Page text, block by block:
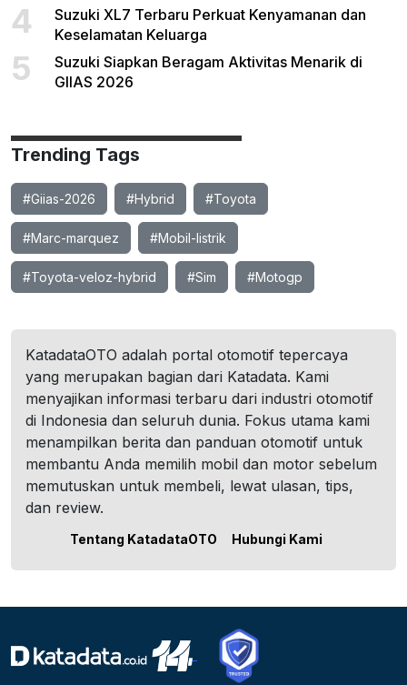
4
Suzuki XL7 Terbaru Perkuat Kenyamanan dan
Keselamatan Keluarga
5
Suzuki Siapkan Beragam Aktivitas Menarik di
GIIAS 2026
Trending Tags
#Giias-2026 #Hybrid #Toyota
#Marc-marquez #Mobil-listrik
#Toyota-veloz-hybrid #Sim #Motogp
KatadataOTO adalah portal otomotif tepercaya
yang merupakan bagian dari Katadata. Kami
menyajikan informasi terbaru dari industri otomotif
di Indonesia dan seluruh dunia. Fokus utama kami
menampilkan berita dan panduan otomotif untuk
membantu Anda memilih mobil dan motor sebelum
memutuskan untuk membeli, lewat ulasan, tips,
dan review.
Tentang KatadataOTO Hubungi Kami